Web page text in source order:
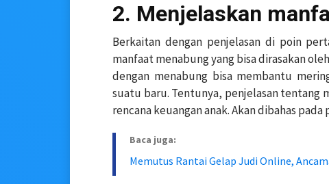
2. Menjelaskan
Berkaitan dengan penjelasan di poin
manfaat menabung yang bisa dirasakan
dengan menabung bisa membantu
suatu baru. Tentunya, penjelasan tentang
rencana keuangan anak. Akan dibahas pada
Baca juga:
Memutus Rantai Gelap Judi Online,